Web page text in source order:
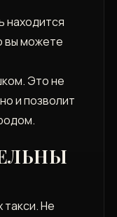
находится
вы можете
Это не
и позволит
Не